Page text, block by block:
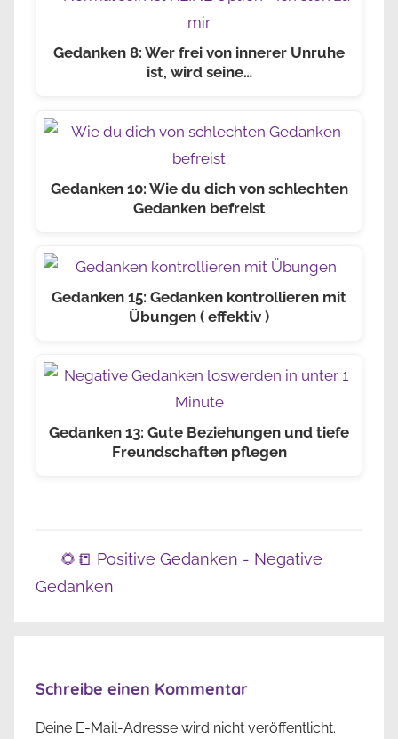
Gedanken 8: Wer frei von innerer Unruhe
ist, wird seine…
Gedanken 10: Wie du dich von schlechten
Gedanken befreist
Gedanken 15: Gedanken kontrollieren mit
Übungen ( effektiv )
Gedanken 13: Gute Beziehungen und tiefe
Freundschaften pflegen
🌻📒 Positive Gedanken - Negative
Gedanken
Schreibe einen Kommentar
Deine E-Mail-Adresse wird nicht veröffentlicht.